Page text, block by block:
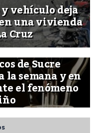
vehículo deja
una vivienda
Cruz
de Sucre
semana y en
el fenómeno